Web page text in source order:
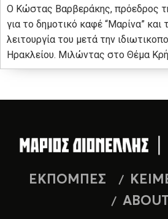
Ο Κώστας Βαρβεράκης, πρόεδρος
για το δημοτικό καφέ “Μαρίνα” και
λειτουργία του μετά την
Ηρακλείου. Μιλώντας στο Θέμα
ΕΚΠΟΜΠΕΣ